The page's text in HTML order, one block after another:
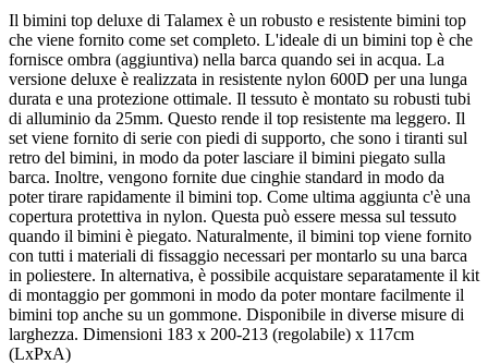
Il bimini top deluxe di Talamex è un robusto e resistente bimini top
che viene fornito come set completo. L'ideale di un bimini top è che
fornisce ombra (aggiuntiva) nella barca quando sei in acqua. La
versione deluxe è realizzata in resistente nylon 600D per una lunga
durata e una protezione ottimale. Il tessuto è montato su robusti tubi
di alluminio da 25mm. Questo rende il top resistente ma leggero. Il
set viene fornito di serie con piedi di supporto, che sono i tiranti sul
retro del bimini, in modo da poter lasciare il bimini piegato sulla
barca. Inoltre, vengono fornite due cinghie standard in modo da
poter tirare rapidamente il bimini top. Come ultima aggiunta c'è una
copertura protettiva in nylon. Questa può essere messa sul tessuto
quando il bimini è piegato. Naturalmente, il bimini top viene fornito
con tutti i materiali di fissaggio necessari per montarlo su una barca
in poliestere. In alternativa, è possibile acquistare separatamente il kit
di montaggio per gommoni in modo da poter montare facilmente il
bimini top anche su un gommone. Disponibile in diverse misure di
larghezza. Dimensioni 183 x 200-213 (regolabile) x 117cm
(LxPxA)